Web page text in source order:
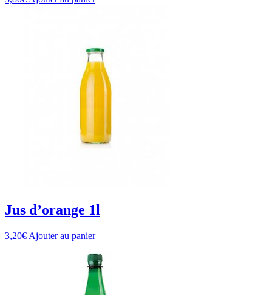
Jus d’orange 1l
3,20€ Ajouter au panier